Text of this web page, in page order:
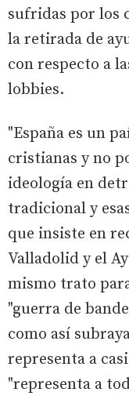
sufridas por los
la retirada de
con respecto a
lobbies.
"España es un
cristianas y no
ideología en
tradicional y
que insiste en
Valladolid y el
mismo trato
"guerra de
como así
representa a
"representa a